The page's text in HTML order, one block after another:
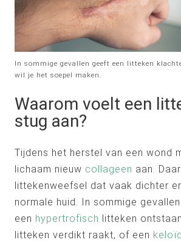
In sommige gevallen geeft een litteken
wil je het soepel maken.
Waarom voelt een
stug aan?
Tijdens het herstel van een wond
lichaam nieuw collageen aan.
littekenweefsel dat vaak dichter
normale huid. In sommige
een hypertrofisch litteken
litteken verdikt raakt, of een keloïd